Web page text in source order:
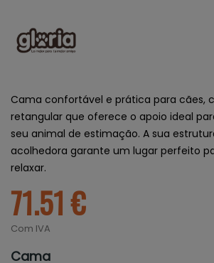
Cama confortável e prática para cães,
retangular que oferece o apoio ideal
seu animal de estimação. A sua
acolhedora garante um lugar perfeito
relaxar.
71.51 €
Com IVA
Cama